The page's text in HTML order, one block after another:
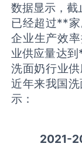
数据显示，
已经超过**家
企业生产效
业供应量达
洗面奶行业
近年来我国
示：
2021-